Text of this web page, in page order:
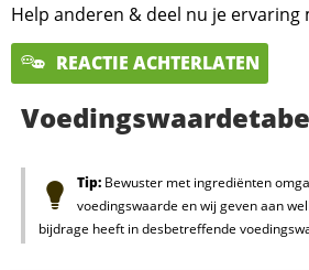
Help anderen & deel nu je ervaring
REACTIE ACHTERLATEN
Tip:Bewuster met ingrediënten
voedingswaarde en wij geven aan
bijdrage heeft in desbetreffende